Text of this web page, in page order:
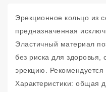
Эрекционное кольцо из
предназначенная
Эластичный материал
без риска для здоровья,
эрекцию. Рекомендуется
Характеристики: общая